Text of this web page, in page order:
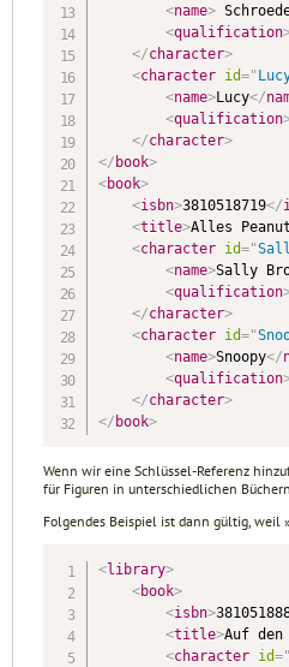
<name>
<qualification
</character>
<character id="
<name>Lucy</
<qualification
</character>
</ book>
<book>
<isbn>3810518719</
<title>Alles
<character id="
<name>Sally
<qualification
</character>
<character id="
<name>Snoopy</
<qualification
</character>
</ book>
Wenn wir eine Schlüssel-Referenz
für Figuren in unterschiedlichen
Folgendes Beispiel ist dann gültig, weil
<library>
<book>
<isbn>
<title>Auf den
<character id=